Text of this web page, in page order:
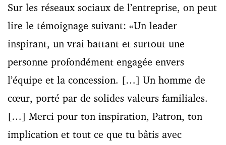
Sur les réseaux sociaux de l’entreprise, on peut
lire le témoignage suivant: «Un leader
inspirant, un vrai battant et surtout une
personne profondément engagée envers
l’équipe et la concession. […] Un homme de
cœur, porté par de solides valeurs familiales.
[…] Merci pour ton inspiration, Patron, ton
implication et tout ce que tu bâtis avec